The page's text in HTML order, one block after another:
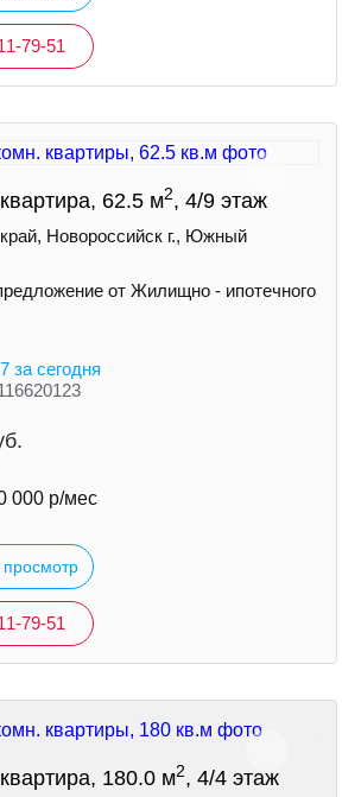
79-51
62.5 м2, 4/9 этаж
Новороссийск г., Южный
от Жилищно - ипотечного
за сегодня
000 р/мес
просмотр
79-51
180.0 м2, 4/4 этаж